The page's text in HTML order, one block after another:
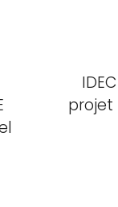
projet